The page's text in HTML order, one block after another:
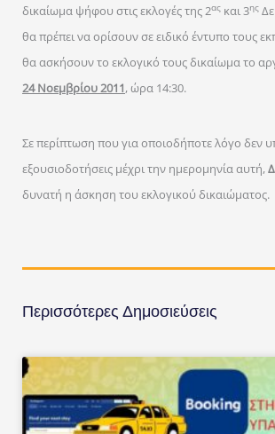
δικαίωμα ψήφου στις εκλογές της 2ας και 3ης
θα πρέπει να ορίσουν σε ειδικό έντυπο τους
θα ασκήσουν το εκλογικό τους δικαίωμα το
24 Νοεμβρίου 2011,ώρα 14:30.
Σε περίπτωση που για οποιοδήποτε λόγο δεν
εξουσιοδοτήσεις μέχρι την ημερομηνία αυτή,
δυνατή η άσκηση του εκλογικού δικαιώματος.
Περισσότερες Δημοσιεύσεις